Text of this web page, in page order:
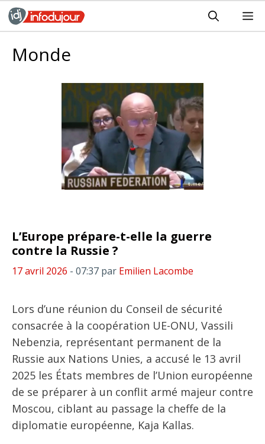
Aller
au
Monde
L’Europe prépare-t-elle la guerre
contre la Russie ?
17 avril 2026 - 07:37 par Emilien Lacombe
Lors d’une réunion du Conseil de sécurité
consacrée à la coopération UE-ONU, Vassili
Nebenzia, représentant permanent de la
Russie aux Nations Unies, a accusé le 13 avril
2025 les États membres de l’Union européenne
de se préparer à un conflit armé majeur contre
Moscou, ciblant au passage la cheffe de la
diplomatie européenne, Kaja Kallas.